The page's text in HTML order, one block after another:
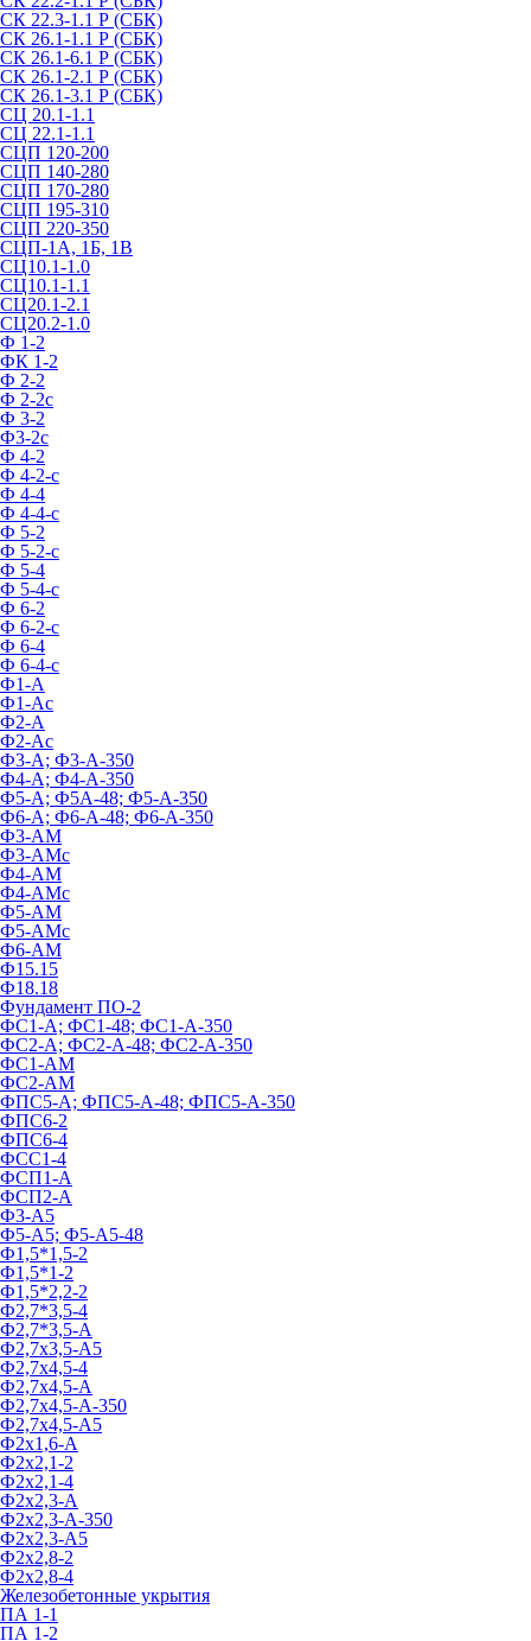
СК 22.3-1.1 Р (СБК)
СК 26.1-1.1 Р (СБК)
СК 26.1-6.1 Р (СБК)
СК 26.1-2.1 Р (СБК)
СК 26.1-3.1 Р (СБК)
СЦ 20.1-1.1
СЦ 22.1-1.1
СЦП 120-200
СЦП 140-280
СЦП 170-280
СЦП 195-310
СЦП 220-350
СЦП-1А, 1Б, 1В
СЦ10.1-1.0
СЦ10.1-1.1
СЦ20.1-2.1
СЦ20.2-1.0
Ф 1-2
ФК 1-2
Ф 2-2
Ф 2-2с
Ф 3-2
Ф3-2с
Ф 4-2
Ф 4-2-с
Ф 4-4
Ф 4-4-с
Ф 5-2
Ф 5-2-с
Ф 5-4
Ф 5-4-с
Ф 6-2
Ф 6-2-с
Ф 6-4
Ф 6-4-с
Ф1-А
Ф1-Ас
Ф2-А
Ф2-Ас
Ф3-А; Ф3-А-350
Ф4-А; Ф4-А-350
Ф5-А; Ф5А-48; Ф5-А-350
Ф6-А; Ф6-А-48; Ф6-А-350
Ф3-АМ
Ф3-АМс
Ф4-АМ
Ф4-АМс
Ф5-АМ
Ф5-АМс
Ф6-АМ
Ф15.15
Ф18.18
Фундамент ПО‑2
ФС1-А; ФС1-48; ФС1-А-350
ФС2-А; ФС2-А-48; ФС2-А-350
ФС1-АМ
ФС2-АМ
ФПС5-А; ФПС5-А-48; ФПС5-А-350
ФПС6-2
ФПС6-4
ФСС1-4
ФСП1-А
ФСП2-А
Ф3-А5
Ф5-А5; Ф5-А5-48
Ф1,5*1,5-2
Ф1,5*1-2
Ф1,5*2,2-2
Ф2,7*3,5-4
Ф2,7*3,5-А
Ф2,7х3,5-А5
Ф2,7х4,5-4
Ф2,7х4,5-А
Ф2,7х4,5-А-350
Ф2,7х4,5-А5
Ф2х1,6-А
Ф2х2,1-2
Ф2х2,1-4
Ф2х2,3-А
Ф2х2,3-А-350
Ф2х2,3-А5
Ф2х2,8-2
Ф2х2,8-4
Железобетонные укрытия
ПА 1-1
ПА 1-2